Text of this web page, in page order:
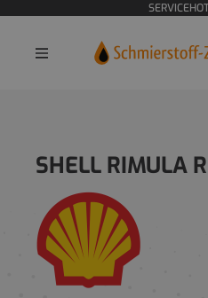
SHELL RIMULA